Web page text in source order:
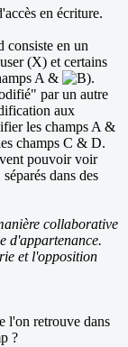
en écriture.
consiste en un
(X) et certains
A &
.
par un autre
aux
les champs A &
champs C & D.
pouvoir voir
dans des
collaborative
d'appartenance.
et l'opposition
l'on retrouve dans
?